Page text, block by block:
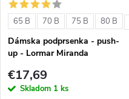
e
p
r
s
p
r
65 B 70 B 75 B 80 B
Dámska podprsenka - push-
up - Lormar Miranda
€17,69
Skladom 1 ks